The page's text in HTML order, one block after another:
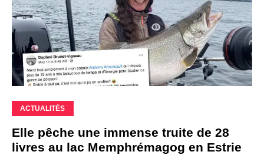
ACTUALITÉS
Elle pêche une immense truite de 28
livres au lac Memphrémagog en Estrie